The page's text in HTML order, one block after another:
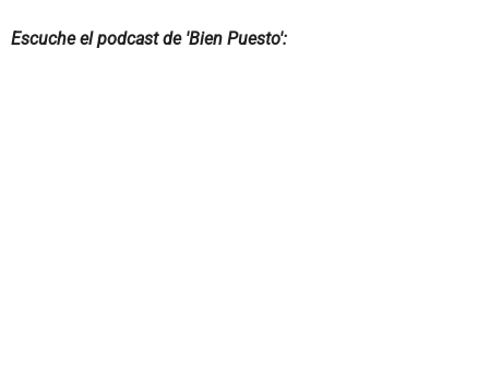
Escuche el podcast de 'Bien Puesto':